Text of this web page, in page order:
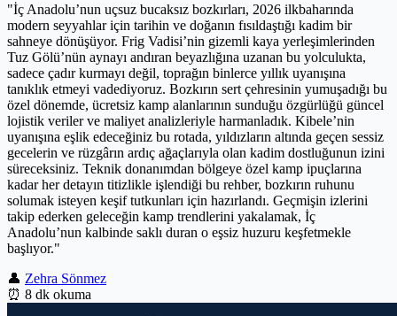
"İç Anadolu’nun uçsuz bucaksız bozkırları, 2026 ilkbaharında
modern seyyahlar için tarihin ve doğanın fısıldaştığı kadim bir
sahneye dönüşüyor. Frig Vadisi’nin gizemli kaya yerleşimlerinden
Tuz Gölü’nün aynayı andıran beyazlığına uzanan bu yolculukta,
sadece çadır kurmayı değil, toprağın binlerce yıllık uyanışına
tanıklık etmeyi vadediyoruz. Bozkırın sert çehresinin yumuşadığı bu
özel dönemde, ücretsiz kamp alanlarının sunduğu özgürlüğü güncel
lojistik veriler ve maliyet analizleriyle harmanladık. Kibele’nin
uyanışına eşlik edeceğiniz bu rotada, yıldızların altında geçen sessiz
gecelerin ve rüzgârın ardıç ağaçlarıyla olan kadim dostluğunun izini
süreceksiniz. Teknik donanımdan bölgeye özel kamp ipuçlarına
kadar her detayın titizlikle işlendiği bu rehber, bozkırın ruhunu
solumak isteyen keşif tutkunları için hazırlandı. Geçmişin izlerini
takip ederken geleceğin kamp trendlerini yakalamak, İç
Anadolu’nun kalbinde saklı duran o eşsiz huzuru keşfetmekle
başlıyor."
👤 Zehra Sönmez
⏰ 8 dk okuma